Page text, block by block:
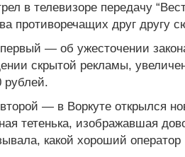
в телевизоре передачу
противоречащих друг другу
— об ужесточении
скрытой рекламы,
рублей.
— в Воркуте открылся
тетенька, изображавшая
какой хороший